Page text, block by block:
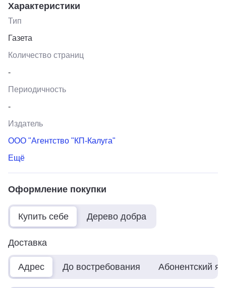
Характеристики
Тип
Газета
Количество страниц
-
Периодичность
-
Издатель
ООО "Агентство "КП-Калуга"
Ещё
Оформление покупки
Купить себе Дерево добра
Доставка
Адрес До востребования Абонентский